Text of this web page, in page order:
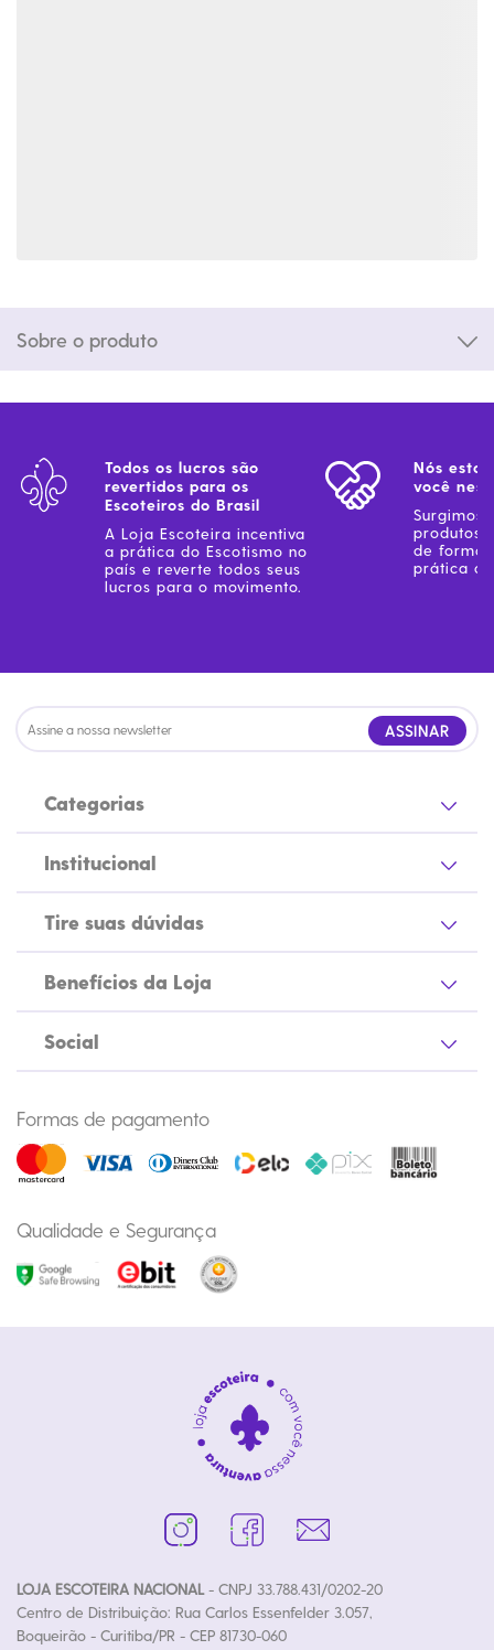
Sobre o produto
Todos os lucros são
revertidos para os
Escoteiros do Brasil
A Loja Escoteira incentiva
a prática do Escotismo no
país e reverte todos seus
lucros para o movimento.
Nós
você
Surgimos
produtos
de forma
prática
ASSINAR
Categorias
Institucional
Tire suas dúvidas
Benefícios da Loja
Social
Formas de pagamento
Qualidade e Segurança
LOJA ESCOTEIRA NACIONAL- CNPJ 33.788.431/0202-20
Centro de Distribuição: Rua Carlos Essenfelder 3.057,
Boqueirão - Curitiba/PR - CEP 81730-060